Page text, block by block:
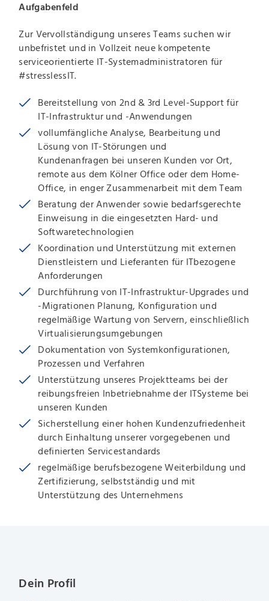
Aufgabenfeld
Zur Vervollständigung unseres Teams suchen wir
unbefristet und in Vollzeit neue kompetente
serviceorientierte IT-Systemadministratoren für
#stresslessIT.
Bereitstellung von 2nd & 3rd Level-Support für
IT-Infrastruktur und -Anwendungen
vollumfängliche Analyse, Bearbeitung und
Lösung von IT-Störungen und
Kundenanfragen bei unseren Kunden vor Ort,
remote aus dem Kölner Office oder dem Home-
Office, in enger Zusammenarbeit mit dem Team
Beratung der Anwender sowie bedarfsgerechte
Einweisung in die eingesetzten Hard- und
Softwaretechnologien
Koordination und Unterstützung mit externen
Dienstleistern und Lieferanten für ITbezogene
Anforderungen
Durchführung von IT-Infrastruktur-Upgrades und
-Migrationen Planung, Konfiguration und
regelmäßige Wartung von Servern, einschließlich
Virtualisierungsumgebungen
Dokumentation von Systemkonfigurationen,
Prozessen und Verfahren
Unterstützung unseres Projektteams bei der
reibungsfreien Inbetriebnahme der ITSysteme bei
unseren Kunden
Sicherstellung einer hohen Kundenzufriedenheit
durch Einhaltung unserer vorgegebenen und
definierten Servicestandards
regelmäßige berufsbezogene Weiterbildung und
Zertifizierung, selbstständig und mit
Unterstützung des Unternehmens
Dein Profil